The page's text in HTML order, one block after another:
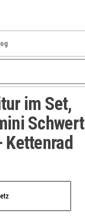
im Set,
Kettenrad